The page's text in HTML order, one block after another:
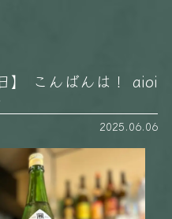
】 こんばんは！ aioi
2025.06.06